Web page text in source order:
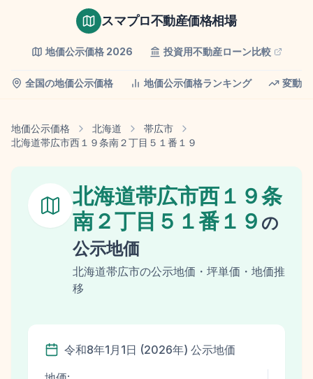
スマプロ不動産価格相場
地価公示価格 2026 投資用不動産ローン比較
全国の地価公示価格 地価公示価格ランキング 変動
地価公示価格 北海道
帯広市
北海道帯広市西１９条南２丁目５１番１９
北海道帯広市西１９条
南２丁目５１番１９ の
公示地価
北海道帯広市の公示地価 ・坪単価・地価推
移
令和8年1月1日 (2026年) 公示地価